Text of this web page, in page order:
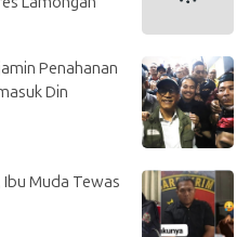
Penahanan
Din
Muda Tewas